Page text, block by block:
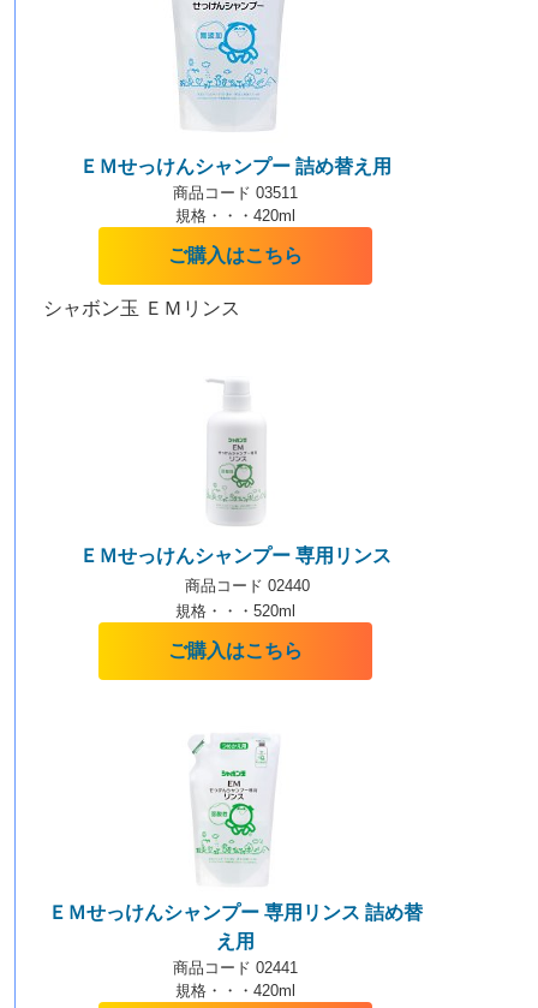
ＥＭせっけんシャンプー 詰め替え用
商品コード 03511
規格・・・420ml
ご購入はこちら
シャボン玉 ＥＭリンス
ＥＭせっけんシャンプー 専用リンス
商品コード 02440
規格・・・520ml
ご購入はこちら
ＥＭせっけんシャンプー 専用リンス 詰め替
え用
商品コード 02441
規格・・・420ml